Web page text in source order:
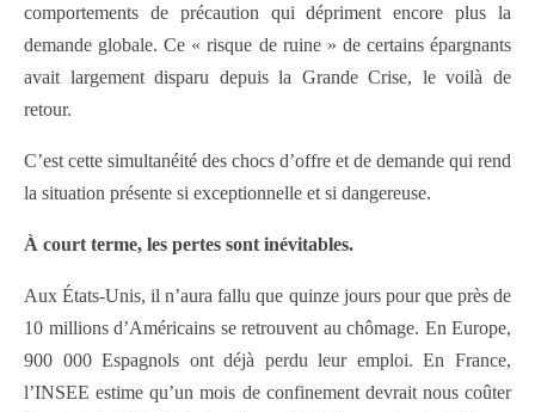
comportements de précaution qui dépriment encore plus la
demande globale. Ce « risque de ruine » de certains épargnants
avait largement disparu depuis la Grande Crise, le voilà de
retour.
C’est cette simultanéité des chocs d’offre et de demande qui rend
la situation présente si exceptionnelle et si dangereuse.
À court terme, les pertes sont inévitables.
Aux États-Unis, il n’aura fallu que quinze jours pour que près de
10 millions d’Américains se retrouvent au chômage. En Europe,
900 000 Espagnols ont déjà perdu leur emploi. En France,
l’INSEE estime qu’un mois de confinement devrait nous coûter